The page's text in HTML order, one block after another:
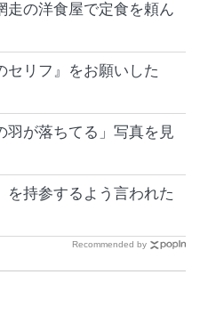
走の洋食屋で定食を頼ん
セリフ』をお願いした
羽が落ちてる」写真を見
を持参するよう言われた
Recommended by